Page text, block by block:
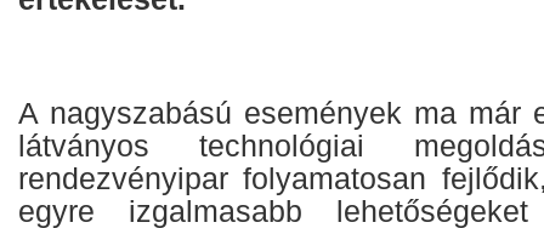
A nagyszabású események ma már
látványos technológiai
rendezvényipar folyamatosan
egyre izgalmasabb